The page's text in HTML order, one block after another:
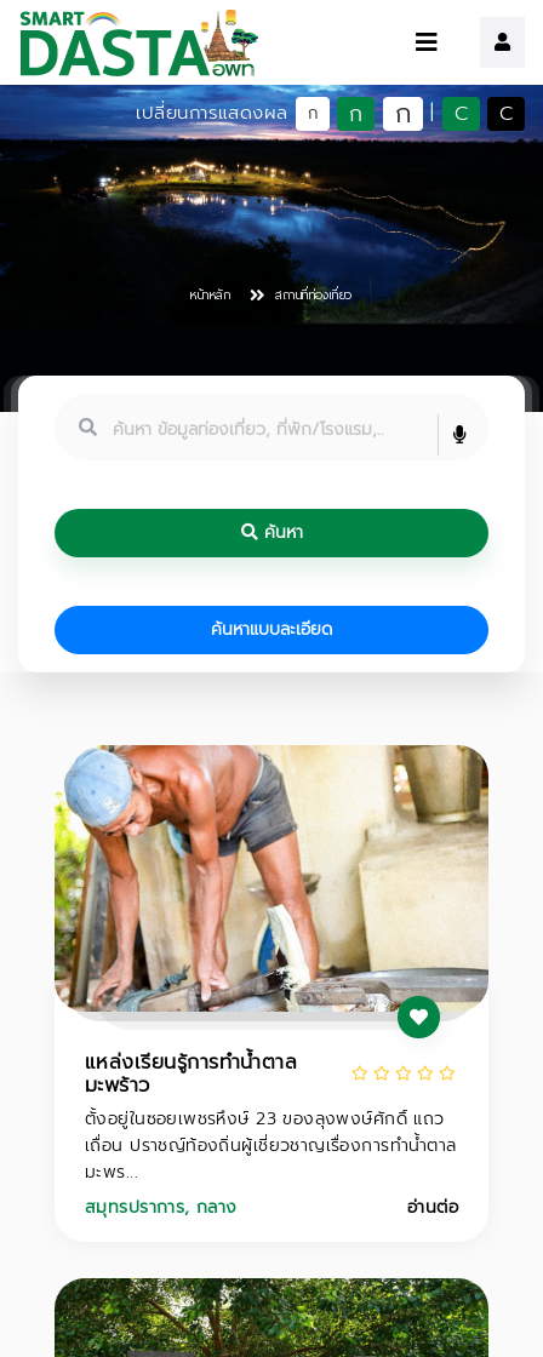
เปลี่ยนการแสดงผล ก ก ก C C
หน้าหลัก สถานที่ท่องเที่ยว
ค้นหา
ค้นหาแบบละเอียด
แหล่งเรียนรู้การทำน้ำตาล
มะพร้าว
ตั้งอยู่ในซอยเพชรหึงษ์ 23 ของลุงพงษ์ศักดิ์ แถว
เถื่อน ปราชญ์ท้องถิ่นผู้เชี่ยวชาญเรื่องการทำน้ำตาล
มะพร...
สมุทรปราการ,กลาง อ่านต่อ